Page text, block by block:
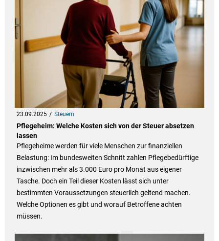
23.09.2025 Steuern
Pflegeheim: Welche Kosten sich von der Steuer absetzen
lassen
Pflegeheime werden für viele Menschen zur finanziellen
Belastung: Im bundesweiten Schnitt zahlen Pflegebedürftige
inzwischen mehr als 3.000 Euro pro Monat aus eigener
Tasche. Doch ein Teil dieser Kosten lässt sich unter
bestimmten Voraussetzungen steuerlich geltend machen.
Welche Optionen es gibt und worauf Betroffene achten
müssen.